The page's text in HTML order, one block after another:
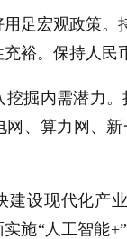
足宏观政策。
裕。保持人民
挖掘内需潜力
网、算力网、
建设现代化产
施“人工智能